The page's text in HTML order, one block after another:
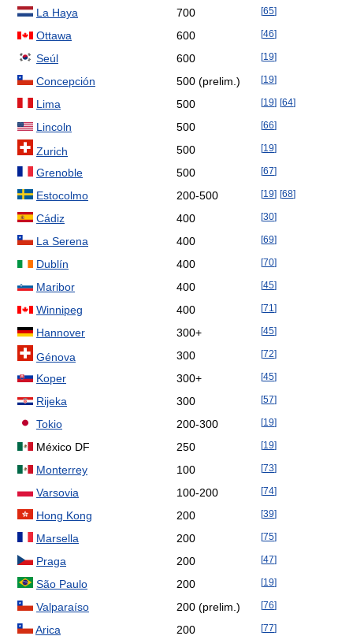
La Haya 700 [65]
Ottawa 600 [46]
Seúl 600 [19]
Concepción 500 (prelim.) [19]
Lima 500 [19] [64]
Lincoln 500 [66]
Zurich 500 [19]
Grenoble 500 [67]
Estocolmo 200-500 [19] [68]
Cádiz 400 [30]
La Serena 400 [69]
Dublín 400 [70]
Maribor 400 [45]
Winnipeg 400 [71 ]
Hannover 300+ [45]
Génova 300 [72]
Koper 300+ [45]
Rijeka 300 [57]
Tokio 200-300 [19]
México DF 250 [19]
Monterrey 100 [73]
Varsovia 100-200 [74]
Hong Kong 200 [39]
Marsella 200 [75]
Praga 200 [47]
São Paulo 200 [19]
Valparaíso 200 (prelim.) [76]
Arica 200 [77]